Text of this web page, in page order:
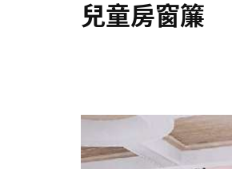
兒童房窗簾